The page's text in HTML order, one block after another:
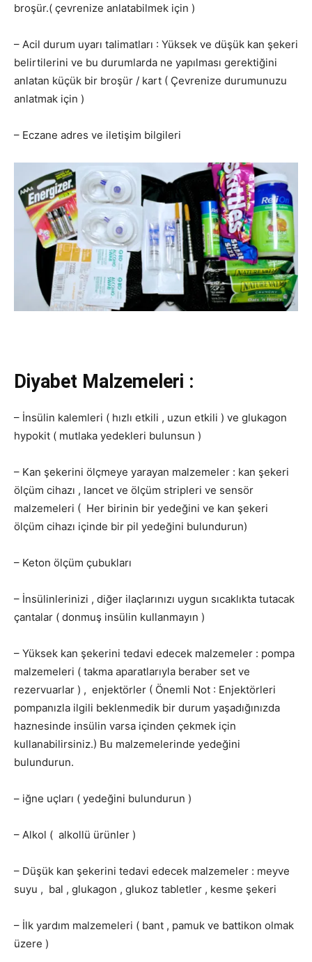
broşür.( çevrenize anlatabilmek için )
– Acil durum uyarı talimatları : Yüksek ve düşük kan şekeri
belirtilerini ve bu durumlarda ne yapılması gerektiğini
anlatan küçük bir broşür / kart ( Çevrenize durumunuzu
anlatmak için )
– Eczane adres ve iletişim bilgileri
Diyabet Malzemeleri :
– İnsülin kalemleri ( hızlı etkili , uzun etkili ) ve glukagon
hypokit ( mutlaka yedekleri bulunsun )
– Kan şekerini ölçmeye yarayan malzemeler : kan şekeri
ölçüm cihazı , lancet ve ölçüm stripleri ve sensör
malzemeleri ( Her birinin bir yedeğini ve kan şekeri
ölçüm cihazı içinde bir pil yedeğini bulundurun)
– Keton ölçüm çubukları
– İnsülinlerinizi , diğer ilaçlarınızı uygun sıcaklıkta tutacak
çantalar ( donmuş insülin kullanmayın )
– Yüksek kan şekerini tedavi edecek malzemeler : pompa
malzemeleri ( takma aparatlarıyla beraber set ve
rezervuarlar ) , enjektörler ( Önemli Not : Enjektörleri
pompanızla ilgili beklenmedik bir durum yaşadığınızda
haznesinde insülin varsa içinden çekmek için
kullanabilirsiniz.) Bu malzemelerinde yedeğini
bulundurun.
– iğne uçları ( yedeğini bulundurun )
– Alkol ( alkollü ürünler )
– Düşük kan şekerini tedavi edecek malzemeler : meyve
suyu , bal , glukagon , glukoz tabletler , kesme şekeri
– İlk yardım malzemeleri ( bant , pamuk ve battikon olmak
üzere )